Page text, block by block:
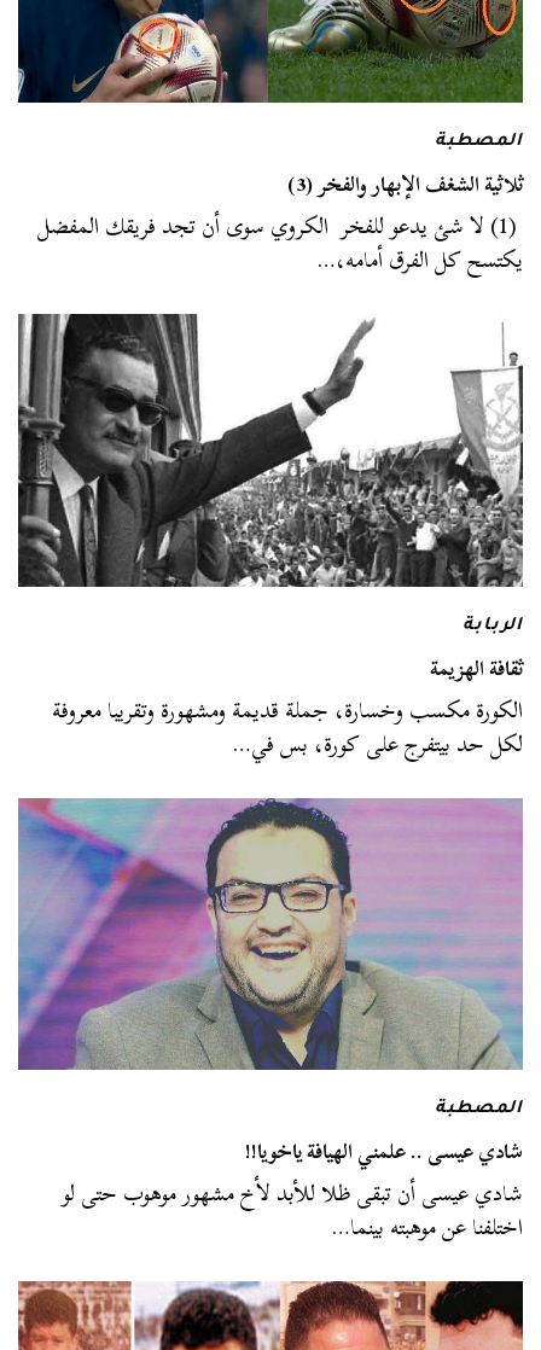
المصطبة
ثلاثية الشغف الإبهار والفخر (3)
(1) لا شئ يدعو للفخر الكروي سوى أن تجد فريقك المفضل
يكتسح كل الفرق أمامه،…
الربابة
ثقافة الهزيمة
الكورة مكسب وخسارة، جملة قديمة ومشهورة وتقريبا معروفة
لكل حد بيتفرج على كورة، بس في…
المصطبة
شادي عيسى .. علمني الهيافة ياخويا!!
شادي عيسى أن تبقى ظلا للأبد لأخ مشهور موهوب حتى لو
اختلفنا عن موهبته بينما…